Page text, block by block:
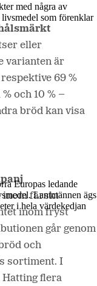
med några av
som förenklar
Europas ledande
Lantmännen ägs
i hela värdekedjan
eller
varianten är
69 %
och 10 % –
bröd kan visa
inom färskt
inom fryst
går genom
och
sortiment. I
Hatting flera